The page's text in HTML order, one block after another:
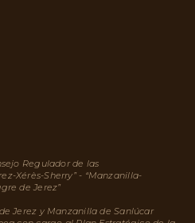
Regulador de las
Xérès-Sherry” - “Manzanilla-
de Jerez”
Jerez y Manzanilla de Sanlúcar